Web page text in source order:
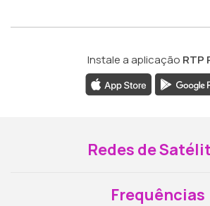
Instale a aplicação RTP
Redes de
Frequências